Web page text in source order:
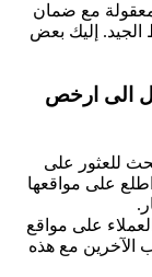
مع ضمان
الجيد. إليك بعض
الى ارخص
للعثور على
على مواقعها
على مواقع
الآخرين مع هذه